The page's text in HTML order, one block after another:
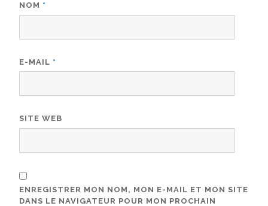
NOM *
E-MAIL *
SITE WEB
ENREGISTRER MON NOM, MON E-MAIL ET MON SITE
DANS LE NAVIGATEUR POUR MON PROCHAIN